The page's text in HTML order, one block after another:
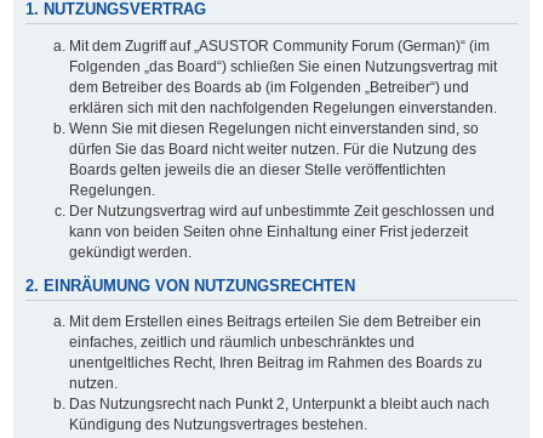
1. NUTZUNGSVERTRAG
Mit dem Zugriff auf „ASUSTOR Community Forum (German)“ (im
Folgenden „das Board“) schließen Sie einen Nutzungsvertrag mit
dem Betreiber des Boards ab (im Folgenden „Betreiber“) und
erklären sich mit den nachfolgenden Regelungen einverstanden.
Wenn Sie mit diesen Regelungen nicht einverstanden sind, so
dürfen Sie das Board nicht weiter nutzen. Für die Nutzung des
Boards gelten jeweils die an dieser Stelle veröffentlichten
Regelungen.
Der Nutzungsvertrag wird auf unbestimmte Zeit geschlossen und
kann von beiden Seiten ohne Einhaltung einer Frist jederzeit
gekündigt werden.
2. EINRÄUMUNG VON NUTZUNGSRECHTEN
Mit dem Erstellen eines Beitrags erteilen Sie dem Betreiber ein
einfaches, zeitlich und räumlich unbeschränktes und
unentgeltliches Recht, Ihren Beitrag im Rahmen des Boards zu
nutzen.
Das Nutzungsrecht nach Punkt 2, Unterpunkt a bleibt auch nach
Kündigung des Nutzungsvertrages bestehen.